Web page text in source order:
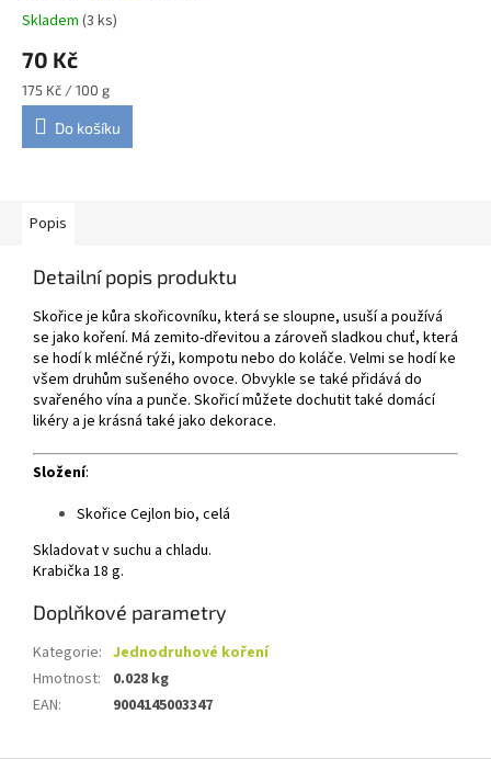
Skladem (3 ks)
70 Kč
Měrná
cena:
175 Kč / 100 g
Do košíku
Popis
Detailní popis produktu
Skořice je kůra skořicovníku, která se sloupne, usuší a používá
se jako koření. Má zemito-dřevitou a zároveň sladkou chuť, která
se hodí k mléčné rýži, kompotu nebo do koláče. Velmi se hodí ke
všem druhům sušeného ovoce. Obvykle se také přidává do
svařeného vína a punče. Skořicí můžete dochutit také domácí
likéry a je krásná také jako dekorace.
Složení:
Skořice Cejlon bio, celá
Skladovat v suchu a chladu.
Krabička 18 g.
Doplňkové parametry
Kategorie: Jednodruhové koření
Hmotnost:
0.028 kg
EAN: 9004145003347